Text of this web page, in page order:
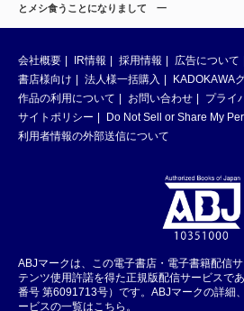
とメシ食うことになりまして 一
会社概要 IR情報 採用情報 広告について
書店様向け
法人様一括購入
KADOKAWA
作品の利用について
お問い合わせ
プライ
サイトポリシー
Do Not Sell or Share My
利用者情報の外部送信について
ABJマークは、この電子書店・電子書籍配信
テンツ使用許諾を得た正規版配信サービスで
番号 第6091713号）です。ABJマークの詳細
ービスの一覧はこちら。